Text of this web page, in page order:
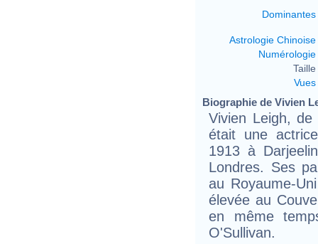
Dominantes
Astrologie Chinoise
Numérologie
Taille
Vues
Biographie de Vivien
Vivien Leigh,
était une
1913 à
Londres. Ses
au Royaume-
élevée au
en même
O'Sullivan.